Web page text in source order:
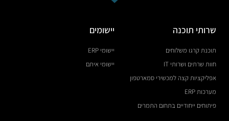
שרותי תוכנה
תוכנת קרגו משלוחים
חוות שרתים ושרותי IT
אפליקציות קצה למכשירי סמארטפון
מערכות ERP
פיתוחים ייחודיים בתחום התמרים
יישומים
יישומי ERP
יישומי איתם